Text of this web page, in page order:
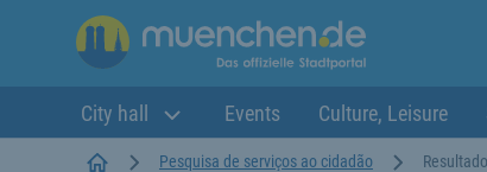
City hall Events Culture, Leisure
StartseitePesquisa de serviços ao cidadão